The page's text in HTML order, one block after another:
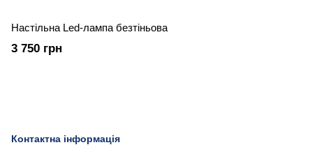
Настільна Led-лампа безтіньова
3 750 грн
Контактна інформація